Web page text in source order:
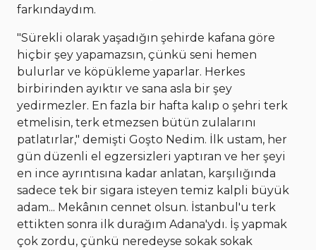
farkındaydım.
"Sürekli olarak yaşadığın şehirde kafana göre
hiçbir şey yapamazsın, çünkü seni hemen
bulurlar ve köpükleme yaparlar. Herkes
birbirinden ayıktır ve sana asla bir şey
yedirmezler. En fazla bir hafta kalıp o şehri terk
etmelisin, terk etmezsen bütün zulalarını
patlatırlar," demişti Goşto Nedim. İlk ustam, her
gün düzenli el egzersizleri yaptıran ve her şeyi
en ince ayrıntısına kadar anlatan, karşılığında
sadece tek bir sigara isteyen temiz kalpli büyük
adam... Mekânın cennet olsun. İstanbul'u terk
ettikten sonra ilk durağım Adana'ydı. İş yapmak
çok zordu, çünkü neredeyse sokak sokak